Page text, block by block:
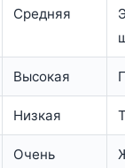
Средняя
Высокая
Низкая
Очень